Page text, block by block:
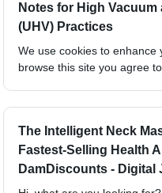
Notes for High
(UHV) Practices
We use cookies to
browse this site you agree
The Intelligent Neck
Fastest-Selling Health
DamDiscounts - Digital